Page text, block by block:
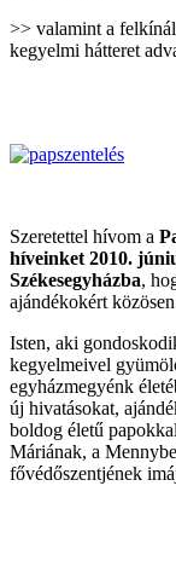
>> valamint a
kegyelmi hátteret
Szeretettel hívom a
híveinket 2010.
Székesegyházba,
ajándékokért
Isten, aki
kegyelmeivel
egyházmegyénk
új hivatásokat,
boldog életű
Máriának, a
fővédőszentjének